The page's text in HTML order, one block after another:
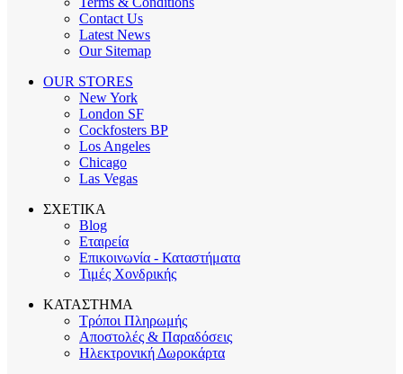
Contact Us
Latest News
Our Sitemap
OUR STORES
New York
London SF
Cockfosters BP
Los Angeles
Chicago
Las Vegas
ΣΧΕΤΙΚΑ
Blog
Εταιρεία
Επικοινωνία - Καταστήματα
Τιμές Χονδρικής
ΚΑΤΑΣΤΗΜΑ
Τρόποι Πληρωμής
Αποστολές & Παραδόσεις
Ηλεκτρονική Δωροκάρτα